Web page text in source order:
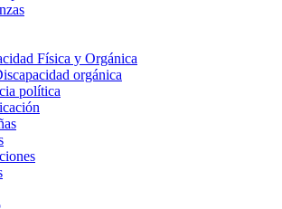
Física y Orgánica
orgánica
política